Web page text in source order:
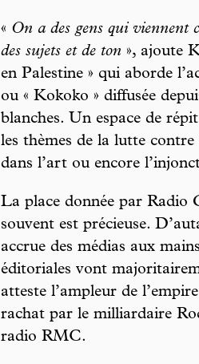
« On a des gens qui viennent
des sujets et de ton », ajoute
en Palestine » qui aborde
ou « Kokoko » diffusée
blanches. Un espace de
les thèmes de la lutte
dans l’art ou encore
La place donnée par Radio
souvent est précieuse.
accrue des médias aux
éditoriales vont
atteste l’ampleur de
rachat par le milliardaire
radio RMC.